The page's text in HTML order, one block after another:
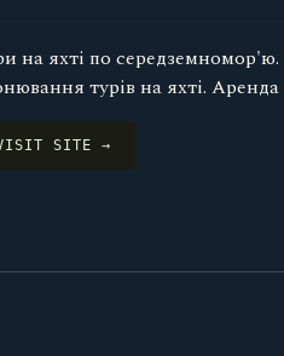
на яхті по
турів на яхті. Аренда
SITE →